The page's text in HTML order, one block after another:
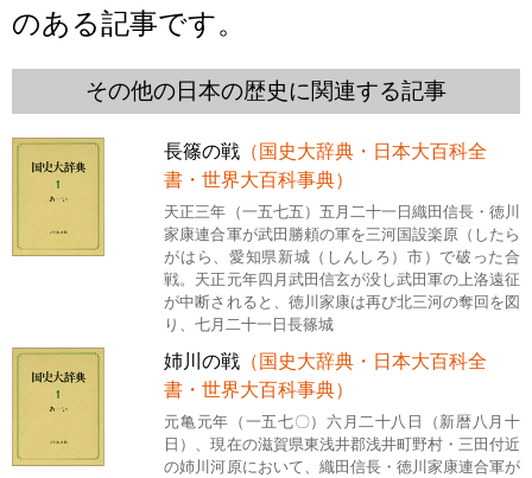
のある記事です。
その他の日本の歴史に関連する記事
長篠の戦 （国史大辞典・日本大百科全
書・世界大百科事典）
天正三年（一五七五）五月二十一日織田信長・徳川
家康連合軍が武田勝頼の軍を三河国設楽原（したら
がはら、愛知県新城（しんしろ）市）で破った合
戦。天正元年四月武田信玄が没し武田軍の上洛遠征
が中断されると、徳川家康は再び北三河の奪回を図
り、七月二十一日長篠城
姉川の戦 （国史大辞典・日本大百科全
書・世界大百科事典）
元亀元年（一五七〇）六月二十八日（新暦八月十
日）、現在の滋賀県東浅井郡浅井町野村・三田付近
の姉川河原において、織田信長・徳川家康連合軍が